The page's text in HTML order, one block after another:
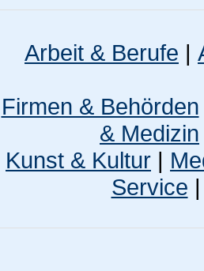
Arbeit & Berufe |
Firmen & Behörden
& Medizin
Kunst & Kultur |
Service |